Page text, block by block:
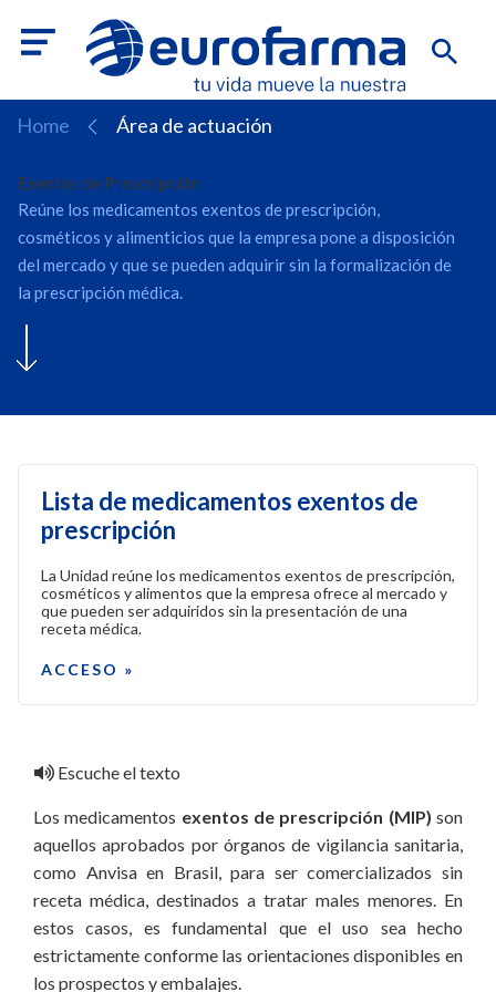
Home Área de actuación
Exentos de Prescripción
Reúne los medicamentos exentos de prescripción,
cosméticos y alimenticios que la empresa pone a disposición
del mercado y que se pueden adquirir sin la formalización de
la prescripción médica.
Lista de medicamentos exentos de
prescripción
La Unidad reúne los medicamentos exentos de prescripción,
cosméticos y alimentos que la empresa ofrece al mercado y
que pueden ser adquiridos sin la presentación de una
receta médica.
ACCESO »
Escuche el texto
Los medicamentos exentos de prescripción (MIP) son
aquellos aprobados por órganos de vigilancia sanitaria,
como Anvisa en Brasil, para ser comercializados sin
receta médica, destinados a tratar males menores. En
estos casos, es fundamental que el uso sea hecho
estrictamente conforme las orientaciones disponibles en
los prospectos y embalajes.